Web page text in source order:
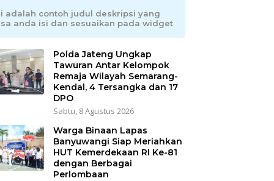
adalah contoh judul deskripsi yang
anda isi dan sesuaikan pada widget
Polda Jateng Ungkap
Tawuran Antar Kelompok
Remaja Wilayah Semarang-
Kendal, 4 Tersangka dan 17
DPO
Sabtu, 8 Agustus 2026
Warga Binaan Lapas
Banyuwangi Siap Meriahkan
HUT Kemerdekaan RI Ke-81
dengan Berbagai
Perlombaan